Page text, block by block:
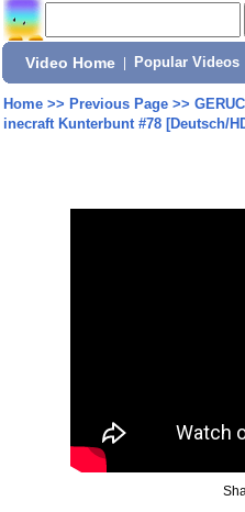
Video Home Popular Videos
Home>> Previous Page>>
inecraft Kunterbunt #78 [Deutsch/